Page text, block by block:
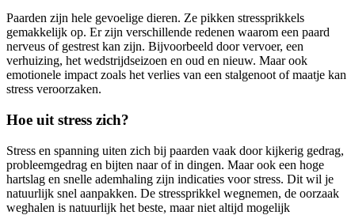
Paarden zijn hele gevoelige dieren. Ze pikken stressprikkels
gemakkelijk op. Er zijn verschillende redenen waarom een paard
nerveus of gestrest kan zijn. Bijvoorbeeld door vervoer, een
verhuizing, het wedstrijdseizoen en oud en nieuw. Maar ook
emotionele impact zoals het verlies van een stalgenoot of maatje kan
stress veroorzaken.
Hoe uit stress zich?
Stress en spanning uiten zich bij paarden vaak door kijkerig gedrag,
probleemgedrag en bijten naar of in dingen. Maar ook een hoge
hartslag en snelle ademhaling zijn indicaties voor stress. Dit wil je
natuurlijk snel aanpakken. De stressprikkel wegnemen, de oorzaak
weghalen is natuurlijk het beste, maar niet altijd mogelijk